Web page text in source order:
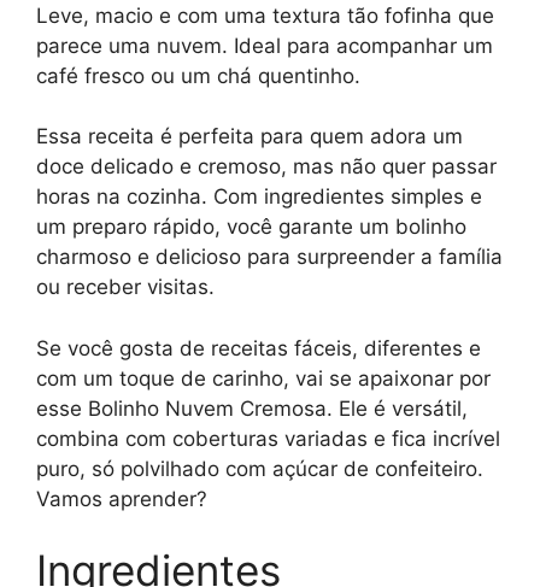
Leve, macio e com uma textura tão fofinha que
parece uma nuvem. Ideal para acompanhar um
café fresco ou um chá quentinho.
Essa receita é perfeita para quem adora um
doce delicado e cremoso, mas não quer passar
horas na cozinha. Com ingredientes simples e
um preparo rápido, você garante um bolinho
charmoso e delicioso para surpreender a família
ou receber visitas.
Se você gosta de receitas fáceis, diferentes e
com um toque de carinho, vai se apaixonar por
esse Bolinho Nuvem Cremosa. Ele é versátil,
combina com coberturas variadas e fica incrível
puro, só polvilhado com açúcar de confeiteiro.
Vamos aprender?
Ingredientes